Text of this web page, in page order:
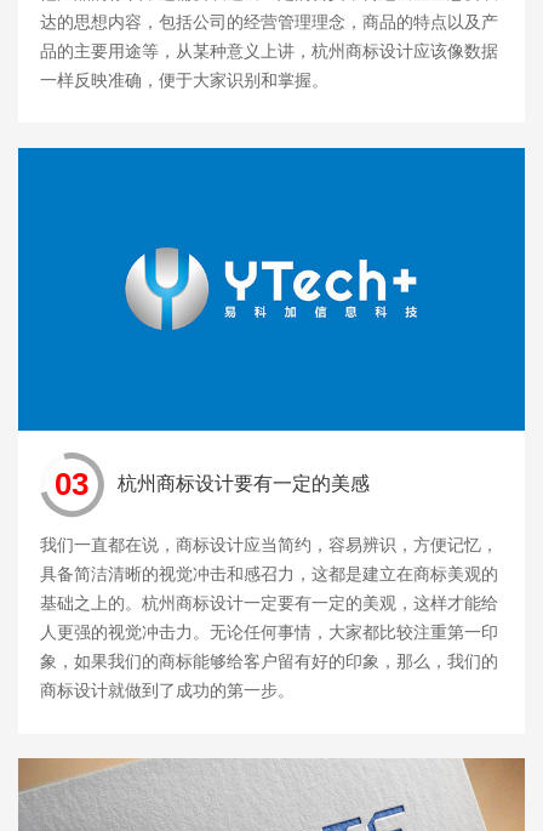
达的思想内容，包括公司的经营管理理念，商品的特点以及产
品的主要用途等，从某种意义上讲，杭州商标设计应该像数据
一样反映准确，便于大家识别和掌握。
03 杭州商标设计要有一定的美感
我们一直都在说，商标设计应当简约，容易辨识，方便记忆，
具备简洁清晰的视觉冲击和感召力，这都是建立在商标美观的
基础之上的。杭州商标设计一定要有一定的美观，这样才能给
人更强的视觉冲击力。无论任何事情，大家都比较注重第一印
象，如果我们的商标能够给客户留有好的印象，那么，我们的
商标设计就做到了成功的第一步。